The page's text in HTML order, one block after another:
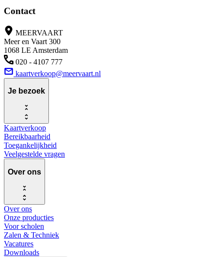
Contact
MEERVAART
Meer en Vaart 300
1068 LE Amsterdam
020 - 4107 777
kaartverkoop@meervaart.nl
Je bezoek
Kaartverkoop
Bereikbaarheid
Toegankelijkheid
Veelgestelde vragen
Over ons
Over ons
Onze producties
Voor scholen
Zalen & Techniek
Vacatures
Downloads